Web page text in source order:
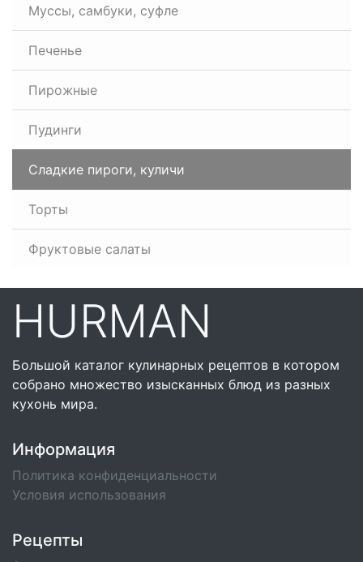
Муссы, самбуки, суфле
Печенье
Пирожные
Пудинги
Сладкие пироги, куличи
Торты
Фруктовые салаты
HURMAN
Большой каталог кулинарных рецептов в котором
собрано множество изысканных блюд из разных
кухонь мира.
Информация
Политика конфиденциальности
Условия использования
Рецепты